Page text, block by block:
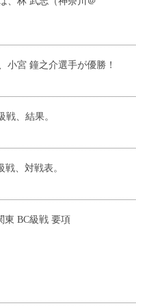
小宮 鐘之介選手が優勝！
、結果。
、対戦表。
東 BC級戦 要項